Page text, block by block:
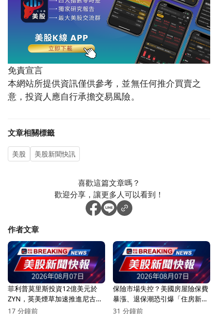
免責宣言
本網站所提供資訊僅供參考，並無任何推介買賣之
意，投資人應自行承擔交易風險。
文章相關標籤
美股 美股新聞快訊
喜歡這篇文章嗎？
歡迎分享，讓更多人可以看到！
作者文章
菲利普莫里斯投資12億美元於
ZYN，英美煙草加速推進尼古丁
袋市場！
17 分鐘前
保險市場失控？美國房屋險保費
暴漲、退保潮恐引爆「住房新危
機」
31 分鐘前